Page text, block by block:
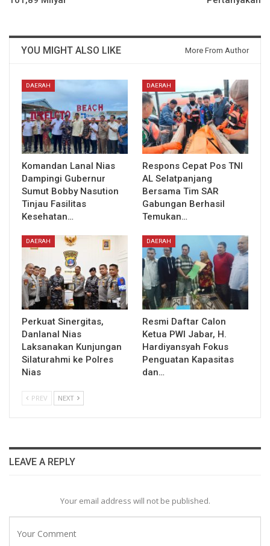
YOU MIGHT ALSO LIKE More From Author
DAERAH
Komandan Lanal Nias
Dampingi Gubernur
Sumut Bobby Nasution
Tinjau Fasilitas
Kesehatan…
DAERAH
Respons Cepat Pos TNI
AL Selatpanjang
Bersama Tim SAR
Gabungan Berhasil
Temukan…
DAERAH
Perkuat Sinergitas,
Danlanal Nias
Laksanakan Kunjungan
Silaturahmi ke Polres
Nias
DAERAH
Resmi Daftar Calon
Ketua PWI Jabar, H.
Hardiyansyah Fokus
Penguatan Kapasitas
dan…
PREV NEXT
LEAVE A REPLY
Your email address will not be published.